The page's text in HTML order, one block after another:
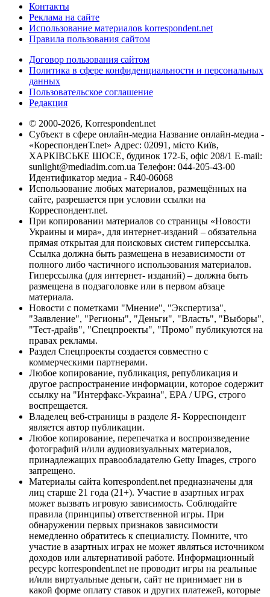
Контакты
Реклама на сайте
Использование материалов korrespondent.net
Правила пользования сайтом
Договор пользования сайтом
Политика в сфере конфиденциальности и персональных
данных
Пользовательское соглашение
Редакция
© 2000-2026, Korrespondent.net
Субъект в сфере онлайн-медиа Название онлайн-медиа -
«КореспонденТ.net» Адрес: 02091, місто Київ,
ХАРКІВСЬКЕ ШОСЕ, будинок 172-Б, офіс 208/1 E-mail:
sunlight@mediadim.com.ua Телефон: 044-205-43-00
Идентификатор медиа - R40-06068
Использование любых материалов, размещённых на
сайте, разрешается при условии ссылки на
Корреспондент.net.
При копировании материалов со страницы «Новости
Украины и мира», для интернет-изданий – обязательна
прямая открытая для поисковых систем гиперссылка.
Ссылка должна быть размещена в независимости от
полного либо частичного использования материалов.
Гиперссылка (для интернет- изданий) – должна быть
размещена в подзаголовке или в первом абзаце
материала.
Новости с пометками "Мнение", "Экспертиза",
"Заявление", "Регионы", "Деньги", "Власть", "Выборы",
"Тест-драйв", "Спецпроекты", "Промо" публикуются на
правах рекламы.
Раздел Спецпроекты создается совместно с
коммерческими партнерами.
Любое копирование, публикация, републикация и
другое распространение информации, которое содержит
ссылку на "Интерфакс-Украина", EPA / UPG, строго
воспрещается.
Владелец веб-страницы в разделе Я- Корреспондент
является автор публикации.
Любое копирование, перепечатка и воспроизведение
фотографий и/или аудиовизуальных материалов,
принадлежащих правообладателю Getty Images, строго
запрещено.
Материалы сайта korrespondent.net предназначены для
лиц старше 21 года (21+). Участие в азартных играх
может вызвать игровую зависимость. Соблюдайте
правила (принципы) ответственной игры. При
обнаружении первых признаков зависимости
немедленно обратитесь к специалисту. Помните, что
участие в азартных играх не может являться источником
доходов или альтернативой работе. Информационный
ресурс korrespondent.net не проводит игры на реальные
и/или виртуальные деньги, сайт не принимает ни в
какой форме оплату ставок и других платежей, которые